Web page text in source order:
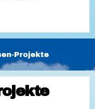
Projekte